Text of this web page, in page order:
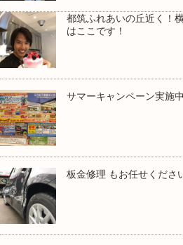
都筑ふれあいの丘近く！
はここです！
サマーキャンペーン実施中
板金修理 もお任せくださ